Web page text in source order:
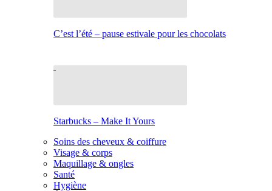
C’est l’été – pause estivale pour les chocolats
Starbucks – Make It Yours
Soins des cheveux & coiffure
Visage & corps
Maquillage & ongles
Santé
Hygiène